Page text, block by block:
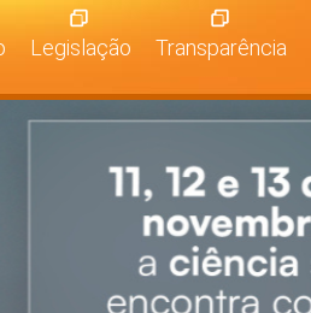
Legislação Transparência